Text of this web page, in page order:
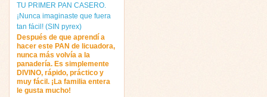
TU PRIMER PAN CASERO.
¡Nunca imaginaste que fuera
tan fácil! (SIN pyrex)
Después de que aprendí a
hacer este PAN de licuadora,
nunca más volvía a la
panadería. Es simplemente
DIVINO, rápido, práctico y
muy fácil. ¡La familia entera
le gusta mucho!